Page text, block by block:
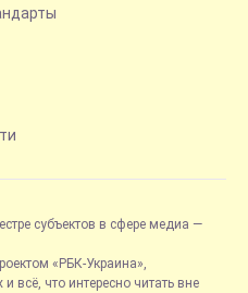
субъектов в сфере медиа —
«РБК-Украина»,
всё, что интересно читать вне